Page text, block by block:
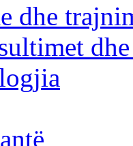
dhe